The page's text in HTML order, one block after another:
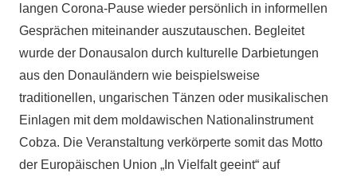
langen Corona-Pause wieder persönlich in informellen
Gesprächen miteinander auszutauschen. Begleitet
wurde der Donausalon durch kulturelle Darbietungen
aus den Donauländern wie beispielsweise
traditionellen, ungarischen Tänzen oder musikalischen
Einlagen mit dem moldawischen Nationalinstrument
Cobza. Die Veranstaltung verkörperte somit das Motto
der Europäischen Union „In Vielfalt geeint“ auf